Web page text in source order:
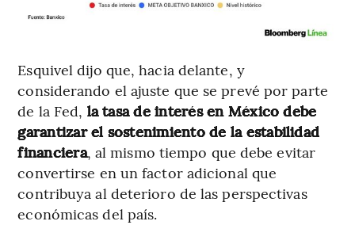
Esquivel dijo que, hacia delante, y
considerando el ajuste que se prevé por parte
de la Fed, la tasa de interés en México debe
garantizar el sostenimiento de la estabilidad
financiera, al mismo tiempo que debe evitar
convertirse en un factor adicional que
contribuya al deterioro de las perspectivas
económicas del país.